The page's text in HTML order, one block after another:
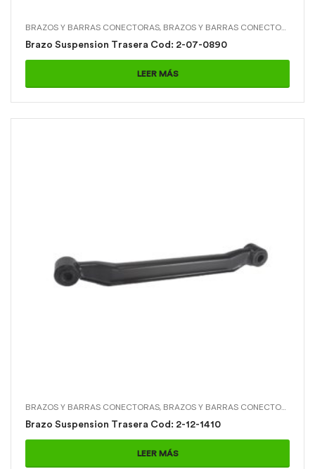
BRAZOS Y BARRAS CONECTORAS, BRAZOS Y BARRAS CONECTORAS > BRAZO SUSPENSION TRASERA
Brazo Suspension Trasera Cod: 2-07-0890
LEER MÁS
BRAZOS Y BARRAS CONECTORAS, BRAZOS Y BARRAS CONECTORAS > BRAZO SUSPENSION TRASERA
Brazo Suspension Trasera Cod: 2-12-1410
LEER MÁS